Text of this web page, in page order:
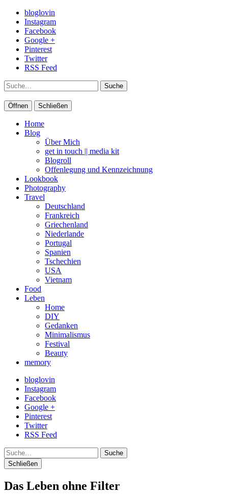
bloglovin
Instagram
Facebook
Google +
Pinterest
Twitter
RSS Feed
Suche
Öffnen Schließen
Home
Blog
Über Mich
get in touch || media kit
Blogroll
Offenlegung und Kennzeichnung
Lookbook
Photography
Travel
Deutschland
Frankreich
Griechenland
Niederlande
Portugal
Spanien
Tschechien
USA
Vietnam
Food
Leben
Home
DIY
Gedanken
Minimalismus
Festival
Beauty
memory
bloglovin
Instagram
Facebook
Google +
Pinterest
Twitter
RSS Feed
Suche
Schließen
Das Leben ohne Filter